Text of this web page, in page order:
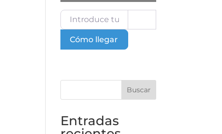
Introduce tu ubicación
Cómo llegar
Buscar
Entradas